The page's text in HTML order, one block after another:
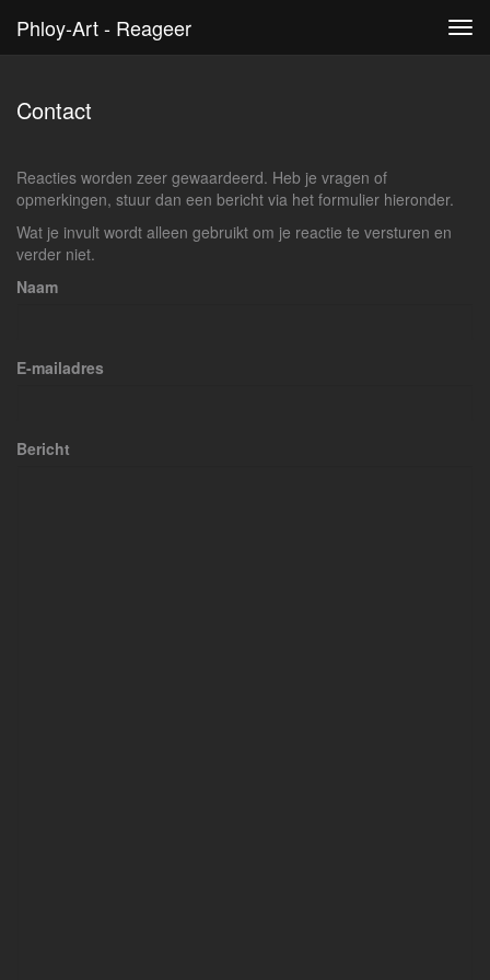
Phloy-Art - Reageer
Contact
Reacties worden zeer gewaardeerd. Heb je vragen of
opmerkingen, stuur dan een bericht via het formulier hieronder.
Wat je invult wordt alleen gebruikt om je reactie te versturen en
verder niet.
Naam
E-mailadres
Bericht